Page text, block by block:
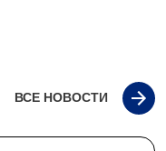
ВСЕ НОВОСТИ